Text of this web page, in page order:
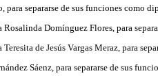
separarse de sus funciones como
Domínguez Flores, para
de Jesús Vargas Meraz, para
Sáenz, para separarse de sus